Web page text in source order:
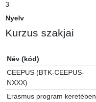
3
Nyelv
Kurzus szakjai
Név (kód)
CEEPUS (BTK-CEEPUS-
NXXX)
Erasmus program keretében